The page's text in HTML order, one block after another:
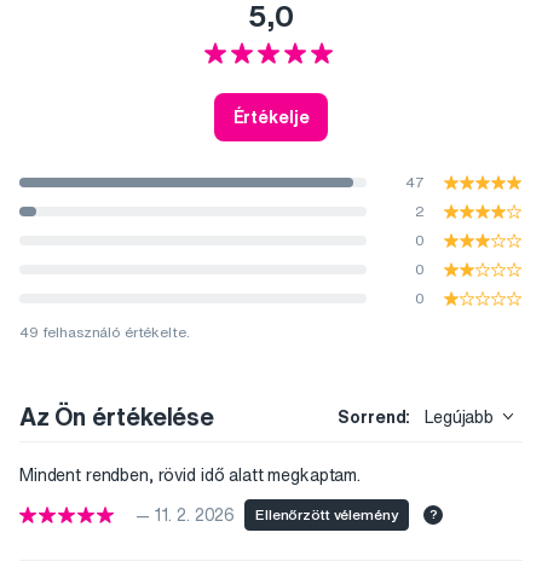
5,0
Értékelje
47
2
0
0
0
49 felhasználó értékelte.
Az Ön értékelése Sorrend: Legújabb
Mindent rendben, rövid idő alatt megkaptam.
— 11. 2. 2026 Ellenőrzött vélemény ?